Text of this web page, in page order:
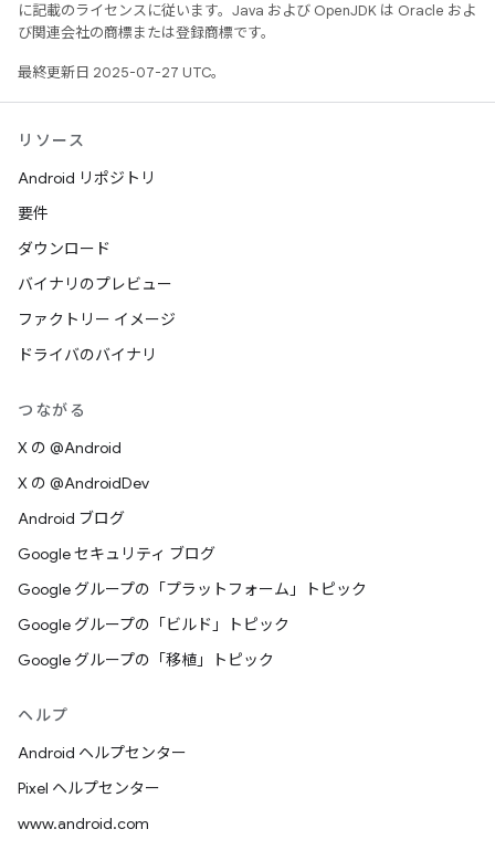
に記載のライセンスに従います。Java および OpenJDK は Oracle およ
び関連会社の商標または登録商標です。
最終更新日 2025-07-27 UTC。
リソース
Android リポジトリ
要件
ダウンロード
バイナリのプレビュー
ファクトリー イメージ
ドライバのバイナリ
つながる
X の @Android
X の @AndroidDev
Android ブログ
Google セキュリティ ブログ
Google グループの「プラットフォーム」トピック
Google グループの「ビルド」トピック
Google グループの「移植」トピック
ヘルプ
Android ヘルプセンター
Pixel ヘルプセンター
www.android.com